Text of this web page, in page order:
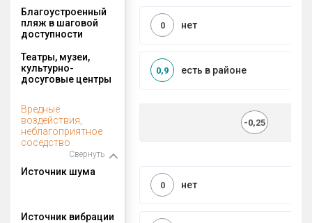
Благоустроенный
пляж в шаговой
доступности
нет
0
Театры, музеи,
культурно-
досуговые центры
есть в районе
0,9
Вредные
воздействия,
неблагоприятное
соседство
Свернуть
-0,25
Источник шума
нет
0
Источник вибрации